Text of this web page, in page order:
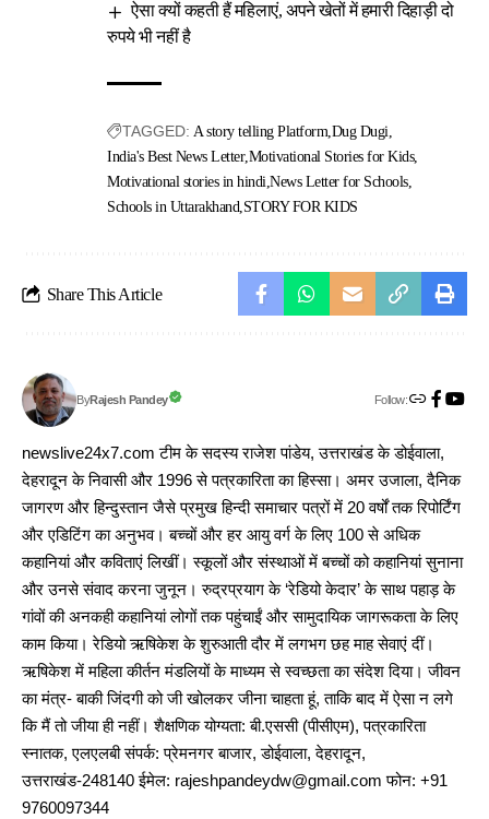
ऐसा क्यों कहती हैं महिलाएं, अपने खेतों में हमारी दिहाड़ी दो
रुपये भी नहीं है
TAGGED: A story telling Platform Dug Dugi
India's Best News Letter Motivational Stories for Kids
Motivational stories in hindi News Letter for Schools
Schools in Uttarakhand STORY FOR KIDS
Share This Article
ByRajesh Pandey Follow:
newslive24x7.com टीम के सदस्य राजेश पांडेय, उत्तराखंड के डोईवाला,
देहरादून के निवासी और 1996 से पत्रकारिता का हिस्सा। अमर उजाला, दैनिक
जागरण और हिन्दुस्तान जैसे प्रमुख हिन्दी समाचार पत्रों में 20 वर्षों तक रिपोर्टिंग
और एडिटिंग का अनुभव। बच्चों और हर आयु वर्ग के लिए 100 से अधिक
कहानियां और कविताएं लिखीं। स्कूलों और संस्थाओं में बच्चों को कहानियां सुनाना
और उनसे संवाद करना जुनून। रुद्रप्रयाग के ‘रेडियो केदार’ के साथ पहाड़ के
गांवों की अनकही कहानियां लोगों तक पहुंचाईं और सामुदायिक जागरूकता के लिए
काम किया। रेडियो ऋषिकेश के शुरुआती दौर में लगभग छह माह सेवाएं दीं।
ऋषिकेश में महिला कीर्तन मंडलियों के माध्यम से स्वच्छता का संदेश दिया। जीवन
का मंत्र- बाकी जिंदगी को जी खोलकर जीना चाहता हूं, ताकि बाद में ऐसा न लगे
कि मैं तो जीया ही नहीं। शैक्षणिक योग्यता: बी.एससी (पीसीएम), पत्रकारिता
स्नातक, एलएलबी संपर्क: प्रेमनगर बाजार, डोईवाला, देहरादून,
उत्तराखंड-248140 ईमेल: rajeshpandeydw@gmail.com फोन: +91
9760097344